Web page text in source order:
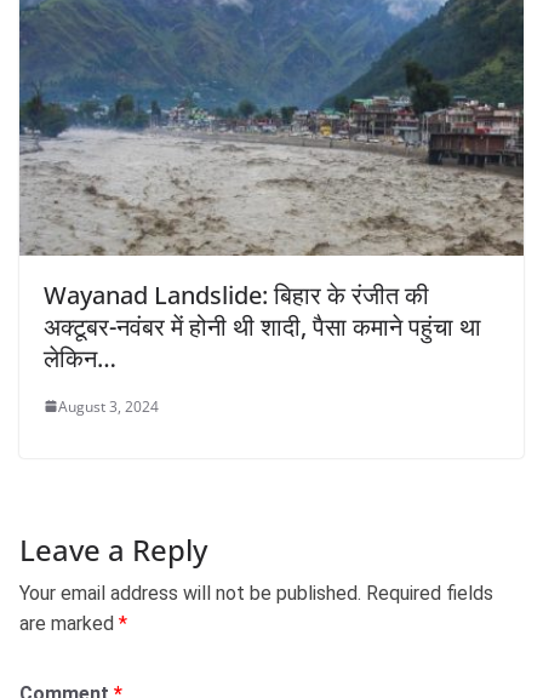
Wayanad Landslide: बिहार के रंजीत की
अक्टूबर-नवंबर में होनी थी शादी, पैसा कमाने पहुंचा था
लेकिन…
August 3, 2024
Leave a Reply
Your email address will not be published. Required fields
are marked *